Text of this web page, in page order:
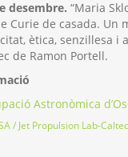
desembre. “Maria
Curie de casada. Un
ètica, senzillesa i
de Ramon Portell.
Astronòmica
/ Jet Propulsion Lab-